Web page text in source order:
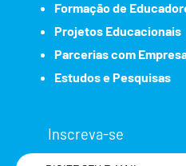
Formação de
Projetos Educacionais
Parcerias com
Estudos e Pesquisas
Inscreva-se